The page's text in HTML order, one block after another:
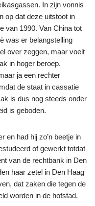
In zijn vonnis
op dat deze uitstoot in
van 1990. Van China tot
was er belangstelling
over zeggen, maar voelt
in hoger beroep.
ja een rechter
de staat in cassatie
is dus nog steeds onder
is geboden.
en had hij zo’n beetje in
of gewerkt totdat
van de rechtbank in Den
haar zetel in Den Haag
dat zaken die tegen de
worden in de hofstad.